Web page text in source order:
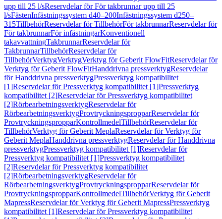
upp till 25 l/sReservdelar för För takbrunnar upp till 25
l/sFästenInfästningssystem d40–200Infästningssystem d250–
315TillbehörReservdelar för TillbehörFör takbrunnarReservdelar för
För takbrunnarFör infästningarKonventionell
takavvattningTakbrunnarReservdelar för
TakbrunnarTillbehörReservdelar för
TillbehörVerktygVerktygVerktyg för Geberit FlowFitReservdelar för
Verktyg för Geberit FlowFitHanddrivna pressverktygReservdelar
för Handdrivna pressverktygPressverktyg kompatibilitet
[1]Reservdelar för Pressverktyg kompatibilitet [1]Pressverktyg
kompatibilitet [2]Reservdelar för Pressverktyg kompatibilitet
[2]RörbearbetningsverktygReservdelar för
RörbearbetningsverktygProvtryckningspropparReservdelar för
ProvtryckningspropparKontrollmedelTillbehörReservdelar för
TillbehörVerktyg för Geberit MeplaReservdelar för Verktyg för
Geberit MeplaHanddrivna pressverktygReservdelar för Handdrivna
pressverktygPressverktyg kompatibilitet [1]Reservdelar för
Pressverktyg kompatibilitet [1]Pressverktyg kompatibilitet
[2]Reservdelar för Pressverktyg kompatibilitet
[2]RörbearbetningsverktygReservdelar för
RörbearbetningsverktygProvtryckningspropparReservdelar för
ProvtryckningspropparKontrollmedelTillbehörVerktyg för Geberit
MapressReservdelar för Verktyg för Geberit MapressPressverktyg
kompatibilitet [1]Reservdelar för Pressverktyg kompatibilitet